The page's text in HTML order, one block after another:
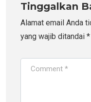
Tinggalkan
Alamat email Anda
yang wajib ditandai *